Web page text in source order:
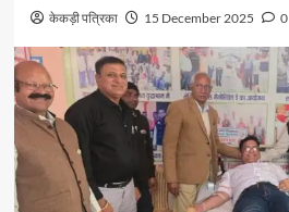
केकड़ी पत्रिका 15 December 2025 0